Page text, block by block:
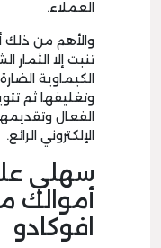
العملاء.
والأهم من ذلك
تنبت إلا الثمار
الكيماوية
وتغليفها ثم
الفعال
الإلكتروني الرائع.
سهلي
أموالك
افوكادو